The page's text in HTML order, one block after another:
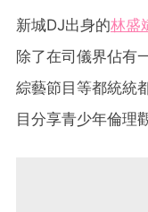
新城DJ出身的林盛
除了在司儀界佔有
綜藝節目等都統統
目分享青少年倫理